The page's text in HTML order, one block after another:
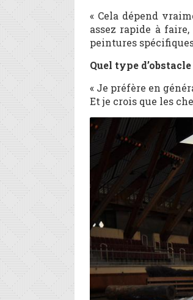
« Cela dépend
assez rapide à
peintures
Quel type
« Je préfère en
Et je crois que les